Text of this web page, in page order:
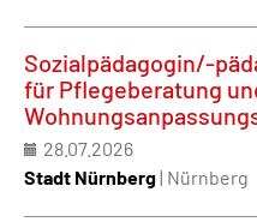
Sozialpädagogin/-
für Pflegeberatung
28.07.2026
Stadt Nürnberg| Nürnberg